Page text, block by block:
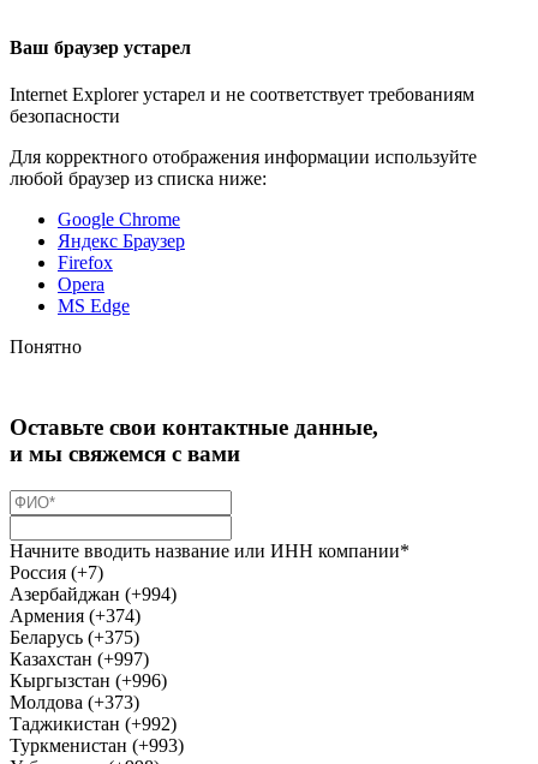
Ваш браузер устарел
Internet Explorer устарел и не соответствует требованиям
безопасности
Для корректного отображения информации используйте
любой браузер из списка ниже:
Google Chrome
Яндекс Браузер
Firefox
Opera
MS Edge
Понятно
Оставьте свои контактные данные,
и мы свяжемся с вами
Начните вводить название или ИНН компании*
Россия (+7)
Азербайджан (+994)
Армения (+374)
Беларусь (+375)
Казахстан (+997)
Кыргызстан (+996)
Молдова (+373)
Таджикистан (+992)
Туркменистан (+993)